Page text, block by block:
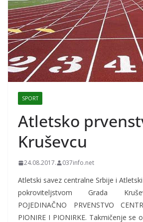
SPORT
Atletsko
Kruševcu
24.08.2017. 037info.net
Atletski savez centralne Srbije i
pokroviteljstvom Grada
POJEDINAČNO PRVENSTVO
PIONIRE I PIONIRKE. Takmičenje se